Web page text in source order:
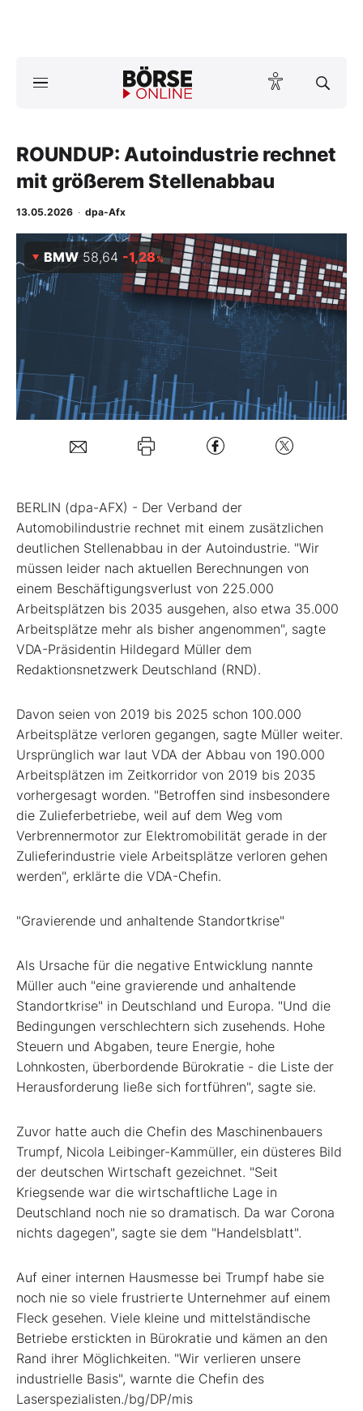
ktuelle Ausgabe BÖRSE ONLINE lesen
News
Anlageprodukte
Finanz-Check
Abo & Shop
BO-Musterdepots
Mein B:O
Mein Konto
Folgen Sie uns
Kontakt
ROUNDUP: Autoindustrie rechnet
mit größerem Stellenabbau
13.05.2026 · dpa-Afx
BMW 58,64 -1,28%
BERLIN (dpa-AFX) - Der Verband der
Automobilindustrie rechnet mit einem zusätzlichen
deutlichen Stellenabbau in der Autoindustrie. "Wir
müssen leider nach aktuellen Berechnungen von
einem Beschäftigungsverlust von 225.000
Arbeitsplätzen bis 2035 ausgehen, also etwa 35.000
Arbeitsplätze mehr als bisher angenommen", sagte
VDA-Präsidentin Hildegard Müller dem
Redaktionsnetzwerk Deutschland (RND).
Davon seien von 2019 bis 2025 schon 100.000
Arbeitsplätze verloren gegangen, sagte Müller weiter.
Ursprünglich war laut VDA der Abbau von 190.000
Arbeitsplätzen im Zeitkorridor von 2019 bis 2035
vorhergesagt worden. "Betroffen sind insbesondere
die Zulieferbetriebe, weil auf dem Weg vom
Verbrennermotor zur Elektromobilität gerade in der
Zulieferindustrie viele Arbeitsplätze verloren gehen
werden", erklärte die VDA-Chefin.
"Gravierende und anhaltende Standortkrise"
Als Ursache für die negative Entwicklung nannte
Müller auch "eine gravierende und anhaltende
Standortkrise" in Deutschland und Europa. "Und die
Bedingungen verschlechtern sich zusehends. Hohe
Steuern und Abgaben, teure Energie, hohe
Lohnkosten, überbordende Bürokratie - die Liste der
Herausforderung ließe sich fortführen", sagte sie.
Zuvor hatte auch die Chefin des Maschinenbauers
Trumpf, Nicola Leibinger-Kammüller, ein düsteres Bild
der deutschen Wirtschaft gezeichnet. "Seit
Kriegsende war die wirtschaftliche Lage in
Deutschland noch nie so dramatisch. Da war Corona
nichts dagegen", sagte sie dem "Handelsblatt".
Auf einer internen Hausmesse bei Trumpf habe sie
noch nie so viele frustrierte Unternehmer auf einem
Fleck gesehen. Viele kleine und mittelständische
Betriebe erstickten in Bürokratie und kämen an den
Rand ihrer Möglichkeiten. "Wir verlieren unsere
industrielle Basis", warnte die Chefin des
Laserspezialisten./bg/DP/mis